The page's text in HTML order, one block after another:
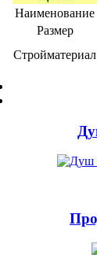
Наименование
Размер
Стройматериал